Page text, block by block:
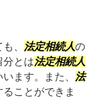
、 法定相続人の
分とは法定相続人
ます。また、
法
ことができま